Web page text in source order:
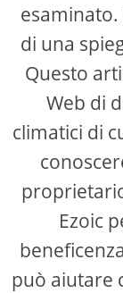
di una
Questo
Web di
climatici di
Ezoic
può aiutare